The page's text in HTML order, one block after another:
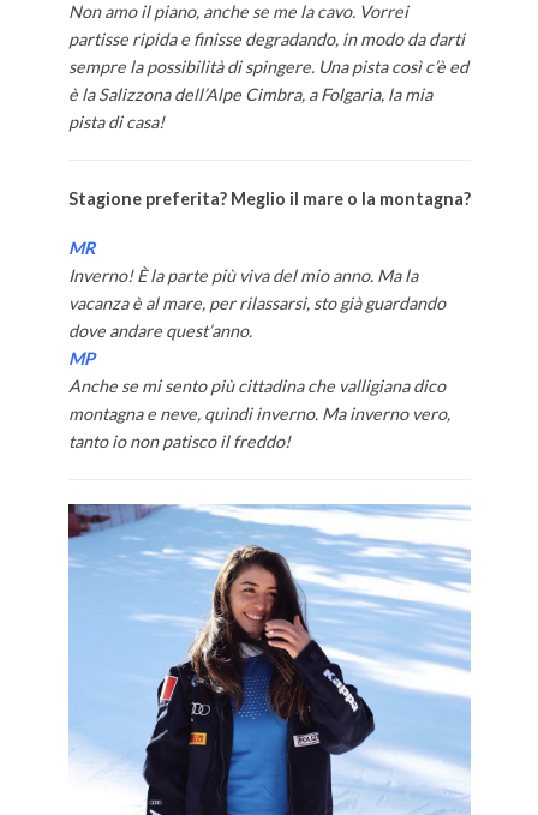
Non amo il piano, anche se me la cavo. Vorrei
partisse ripida e finisse degradando, in modo da darti
sempre la possibilità di spingere. Una pista così c’è ed
è la Salizzona dell’Alpe Cimbra, a Folgaria, la mia
pista di casa!
Stagione preferita? Meglio il mare o la montagna?
MR
Inverno! È la parte più viva del mio anno. Ma la
vacanza è al mare, per rilassarsi, sto già guardando
dove andare quest’anno.
MP
Anche se mi sento più cittadina che valligiana dico
montagna e neve, quindi inverno. Ma inverno vero,
tanto io non patisco il freddo!